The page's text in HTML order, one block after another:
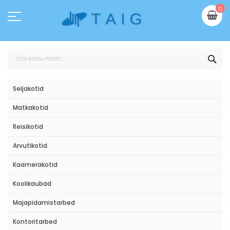
to
Content
0
Seljakotid
Matkakotid
Reisikotid
Arvutikotid
Kaamerakotid
Koolikaubad
Majapidamistarbed
Kontoritarbed